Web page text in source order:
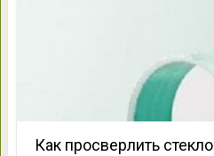
Как просверлить стекло